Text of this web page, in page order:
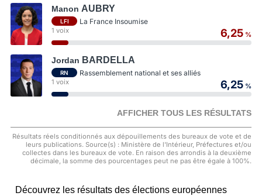
Manon AUBRY
LFI La France Insoumise
1 voix 6,25 %
Jordan BARDELLA
RN Rassemblement national et ses alliés
1 voix 6,25 %
AFFICHER TOUS LES RÉSULTATS
Résultats réels conditionnés aux dépouillements des bureaux de vote et de
leurs publications. Source(s) : Ministère de l'Intérieur, Préfectures et/ou
collectes dans les bureaux de vote. En raison des arrondis à la deuxième
décimale, la somme des pourcentages peut ne pas être égale à 100%.
Découvrez les résultats des élections européennes